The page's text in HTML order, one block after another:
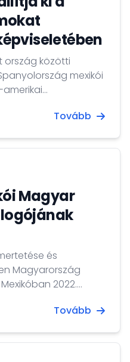
ország közötti
mexikói
típusú, schengeni)
Tovább
Magyar
és
Magyarország
2022.
Tovább